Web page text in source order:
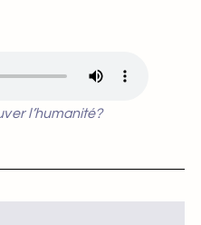
l’humanité?